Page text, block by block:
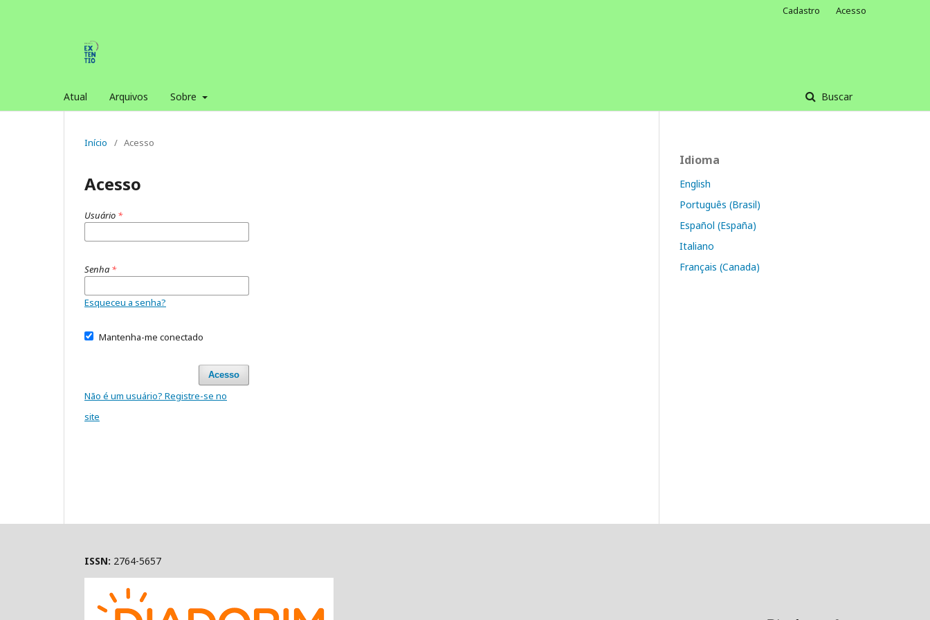
Atual Arquivos Sobre Buscar
Cadastro Acesso
Início / Acesso
Acesso
Usuário *
Senha *
Esqueceu a senha?
Mantenha-me conectado
Acesso
Não é um usuário? Registre-se no
site
Idioma
English
Português (Brasil)
Español (España)
Italiano
Français (Canada)
ISSN: 2764-5657